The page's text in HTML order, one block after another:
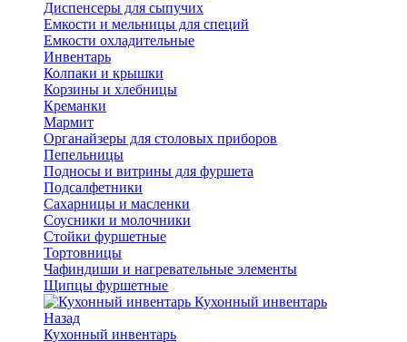
Диспенсеры для сыпучих
Емкости и мельницы для специй
Емкости охладительные
Инвентарь
Колпаки и крышки
Корзины и хлебницы
Креманки
Мармит
Органайзеры для столовых приборов
Пепельницы
Подносы и витрины для фуршета
Подсалфетники
Сахарницы и масленки
Соусники и молочники
Стойки фуршетные
Тортовницы
Чафиндиши и нагревательные элементы
Щипцы фуршетные
Кухонный инвентарь
Назад
Кухонный инвентарь